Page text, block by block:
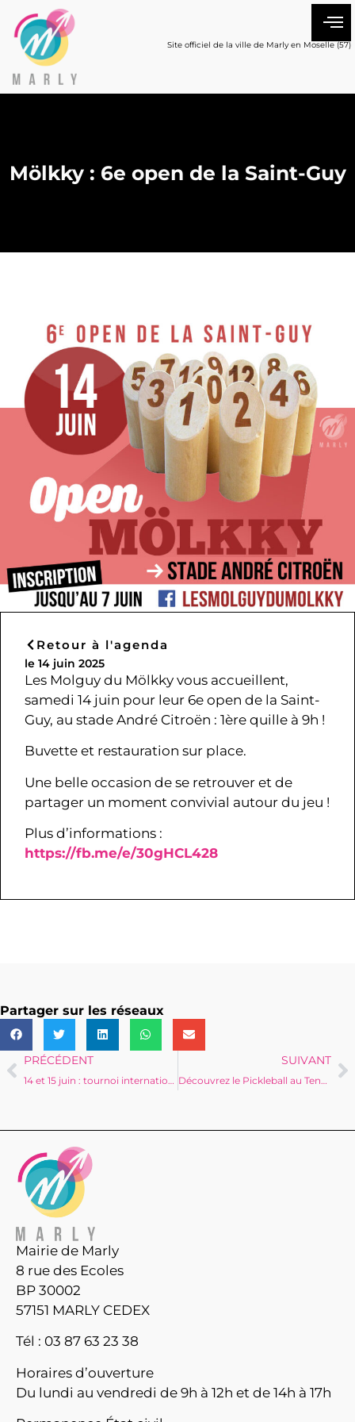
Site officiel de la ville de Marly en Moselle (57)
Mölkky : 6e open de la Saint-Guy
Retour à l'agenda
le 14 juin 2025
Les Molguy du Mölkky vous accueillent,
samedi 14 juin pour leur 6e open de la Saint-
Guy, au stade André Citroën : 1ère quille à 9h !
Buvette et restauration sur place.
Une belle occasion de se retrouver et de
partager un moment convivial autour du jeu !
Plus d’informations :
https://fb.me/e/30gHCL428
Partager sur les réseaux
PRÉCÉDENT
14 et 15 juin : tournoi international de football
SUIVANT
Découvrez le Pickleball au Tennis Club de Marly !
Mairie de Marly
8 rue des Ecoles
BP 30002
57151 MARLY CEDEX
Tél : 03 87 63 23 38
Horaires d’ouverture
Du lundi au vendredi de 9h à 12h et de 14h à 17h